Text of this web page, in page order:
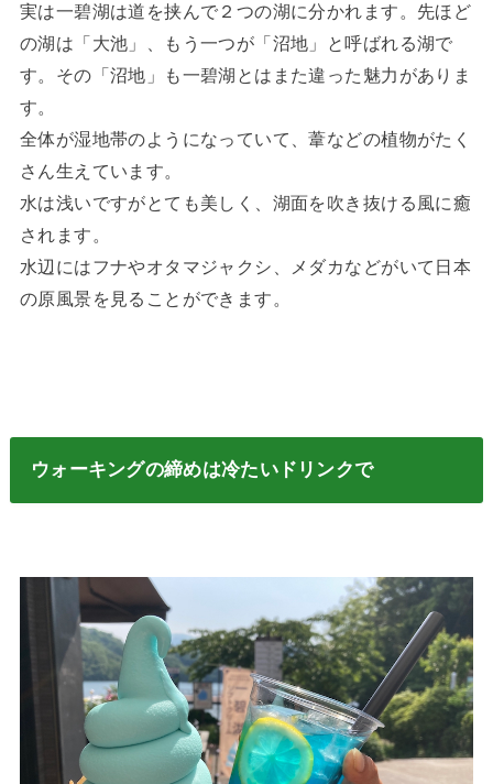
実は一碧湖は道を挟んで２つの湖に分かれます。先ほど
の湖は「大池」、もう一つが「沼地」と呼ばれる湖で
す。その「沼地」も一碧湖とはまた違った魅力がありま
す。
全体が湿地帯のようになっていて、葦などの植物がたく
さん生えています。
水は浅いですがとても美しく、湖面を吹き抜ける風に癒
されます。
水辺にはフナやオタマジャクシ、メダカなどがいて日本
の原風景を見ることができます。
ウォーキングの締めは冷たいドリンクで